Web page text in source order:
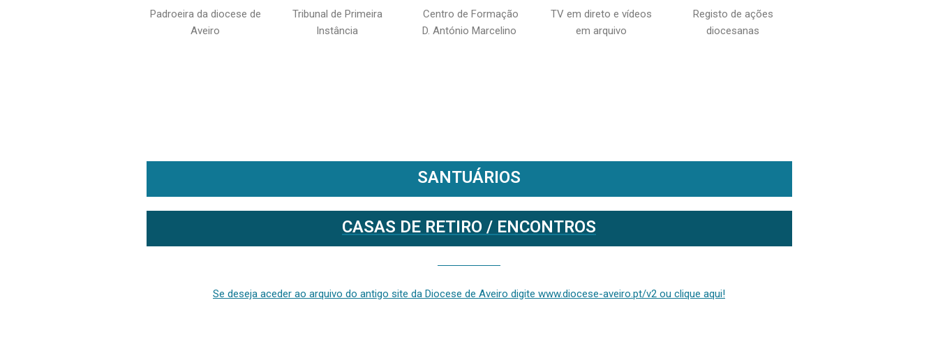
Padroeira da diocese de
Aveiro
Tribunal de Primeira
Instância
Centro de Formação
D. António Marcelino
TV em direto e vídeos
em arquivo
Registo de ações
diocesanas
SANTUÁRIOS
CASAS DE RETIRO / ENCONTROS
Se deseja aceder ao arquivo do antigo site da Diocese de Aveiro digite www.diocese-aveiro.pt/v2 ou clique aqui!